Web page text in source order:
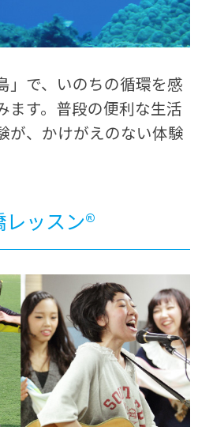
」で、いのちの循環を感
ます。普段の便利な生活
が、かけがえのない体験
ッスン®